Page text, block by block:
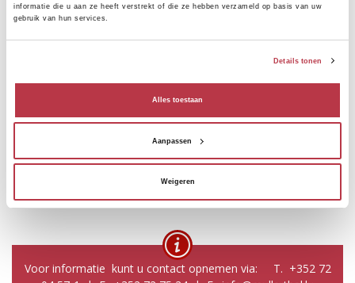
informatie die u aan ze heeft verstrekt of die ze hebben verzameld op basis van uw
gebruik van hun services.
Details tonen
Alles toestaan
Aanpassen
Weigeren
Culinaire hoogstandjes in de omgeving.
ATTRACTIES
Toeristische bezienswaardigheden in de omgeving.
Voor informatie kunt u contact opnemen via: T. +352 72